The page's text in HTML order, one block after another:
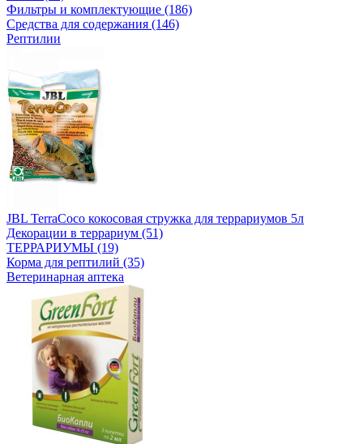
Фильтры и комплектующие (186)
Средства для содержания (146)
Рептилии
JBL TerraCoco кокосовая стружка для террариумов 5л
Декорации в террариум (51)
ТЕРРАРИУМЫ (19)
Корма для рептилий (35)
Ветеринарная аптека